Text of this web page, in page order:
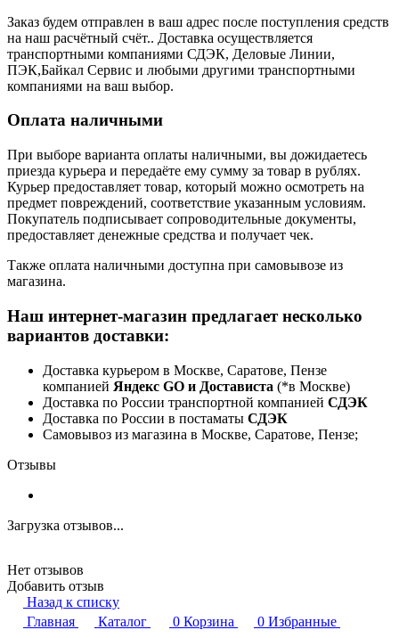
Заказ будем отправлен в ваш адрес после поступления средств
на наш расчётный счёт.. Доставка осуществляется
транспортными компаниями СДЭК, Деловые Линии,
ПЭК,Байкал Сервис и любыми другими транспортными
компаниями на ваш выбор.
Оплата наличными
При выборе варианта оплаты наличными, вы дожидаетесь
приезда курьера и передаёте ему сумму за товар в рублях.
Курьер предоставляет товар, который можно осмотреть на
предмет повреждений, соответствие указанным условиям.
Покупатель подписывает сопроводительные документы,
предоставляет денежные средства и получает чек.
Также оплата наличными доступна при самовывозе из
магазина.
Наш интернет-магазин предлагает несколько
вариантов доставки:
Доставка курьером в Москве, Саратове, Пензе
компанией Яндекс GO и Достависта (*в Москве)
Доставка по России транспортной компанией СДЭК
Доставка по России в постаматы СДЭК
Самовывоз из магазина в Москве, Саратове, Пензе;
Отзывы
Загрузка отзывов...
Нет отзывов
Добавить отзыв
Назад к списку
Главная
Каталог 0 Корзина 0 Избранные